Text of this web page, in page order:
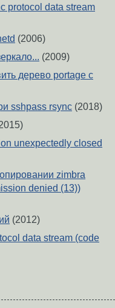
protocol data stream
(2006)
(2009)
дерево portage с
sshpass rsync (2018)
unexpectedly closed
zimbra
denied (13))
(2012)
data stream (code